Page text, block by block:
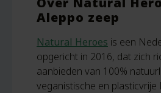
Aleppo zeep
Natural Heroes is een
opgericht in 2016, dat zich
aanbieden van 100%
veganistische en plasticvrije